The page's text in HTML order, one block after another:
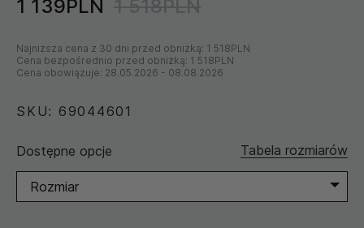
1 139PLN 1 518PLN
Najniższa cena z 30 dni przed obniżką: 1 518PLN
Cena bezpośrednio przed obniżką: 1 518PLN
Cena obowiązuje: 28.05.2026 - 08.08.2026
SKU: 69044601
Dostępne opcje Tabela rozmiarów
Rozmiar